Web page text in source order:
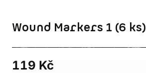
Wound Markers 1 (6 ks)
119 Kč